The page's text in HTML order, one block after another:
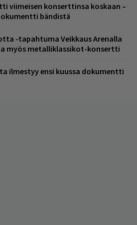
viimeisen konserttinsa koskaan –
bändistä
-tapahtuma Veikkaus Arenalla
myös metalliklassikot-konsertti
ilmestyy ensi kuussa dokumentti